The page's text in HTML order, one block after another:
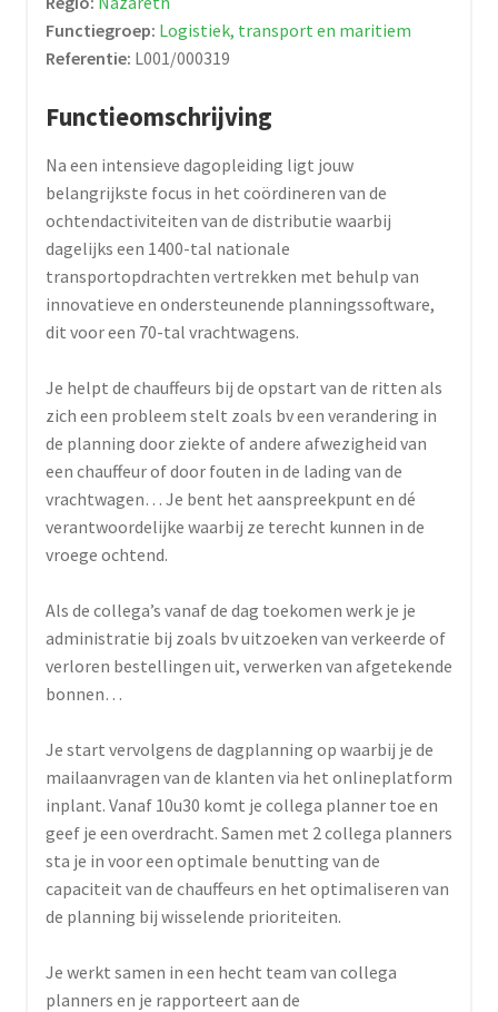
Functiegroep: Logistiek, transport en maritiem
Referentie: L001/000319
Functieomschrijving
Na een intensieve dagopleiding ligt jouw
belangrijkste focus in het coördineren van de
ochtendactiviteiten van de distributie waarbij
dagelijks een 1400-tal nationale
transportopdrachten vertrekken met behulp van
innovatieve en ondersteunende planningssoftware,
dit voor een 70-tal vrachtwagens.
Je helpt de chauffeurs bij de opstart van de ritten als
zich een probleem stelt zoals bv een verandering in
de planning door ziekte of andere afwezigheid van
een chauffeur of door fouten in de lading van de
vrachtwagen… Je bent het aanspreekpunt en dé
verantwoordelijke waarbij ze terecht kunnen in de
vroege ochtend.
Als de collega’s vanaf de dag toekomen werk je je
administratie bij zoals bv uitzoeken van verkeerde of
verloren bestellingen uit, verwerken van afgetekende
bonnen…
Je start vervolgens de dagplanning op waarbij je de
mailaanvragen van de klanten via het onlineplatform
inplant. Vanaf 10u30 komt je collega planner toe en
geef je een overdracht. Samen met 2 collega planners
sta je in voor een optimale benutting van de
capaciteit van de chauffeurs en het optimaliseren van
de planning bij wisselende prioriteiten.
Je werkt samen in een hecht team van collega
planners en je rapporteert aan de